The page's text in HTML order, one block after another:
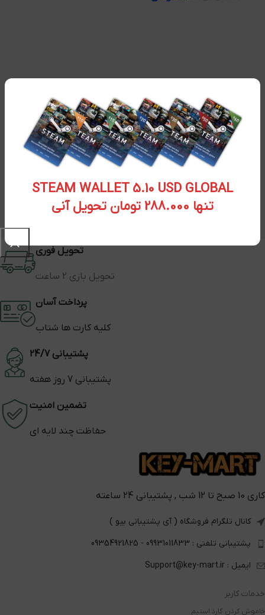
STEAM WALLET 5.10 USD GLOBAL
تنها 288.000 تومان تحویل آنی
تحویل فوری
تحویل بازی 2 ساعت
پرداخت آسان
کلیه کارت ها شتاب
پشتیبانی 24/7
پشتیبانی 7 روز هفته
تضمین امنیت
حفاظت چند لایه ای
کاری 10 صبح تا 12 شب , پشتیبانی 24 ساعته
کانال تلگرام فروشگاه ( آی پشتیبانی بیو )
پشتیبانی تلفنی : 09931011833 - 09354921825
ایمیل : Support@key-mart.ir
خدمات کاربر
خاموش کردن گارد استیم